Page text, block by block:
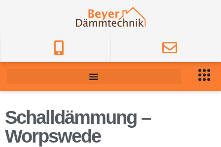
Schalldämmung –
Worpswede